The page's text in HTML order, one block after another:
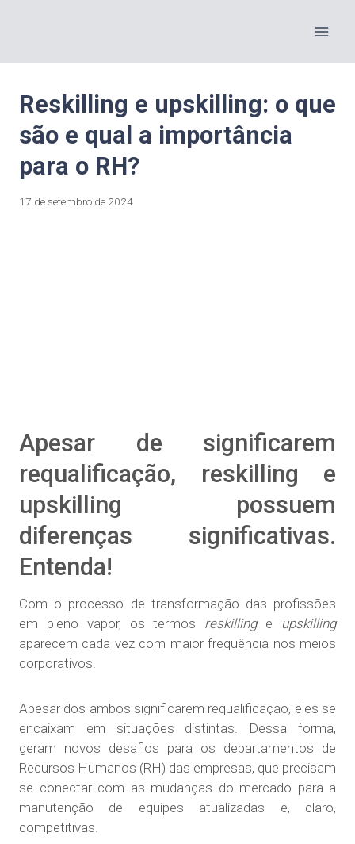
Reskilling e upskilling: o que
são e qual a importância
para o RH?
17 de setembro de 2024
Apesar de significarem
requalificação, reskilling e
upskilling possuem
diferenças significativas.
Entenda!
Com o processo de transformação das profissões
em pleno vapor, os termos reskillinge upskilling
aparecem cada vez com maior frequência nos meios
corporativos.
Apesar dos ambos significarem requalificação, eles se
encaixam em situações distintas. Dessa forma,
geram novos desafios para os departamentos de
Recursos Humanos (RH) das empresas, que precisam
se conectar com as mudanças do mercado para a
manutenção de equipes atualizadas e, claro,
competitivas.